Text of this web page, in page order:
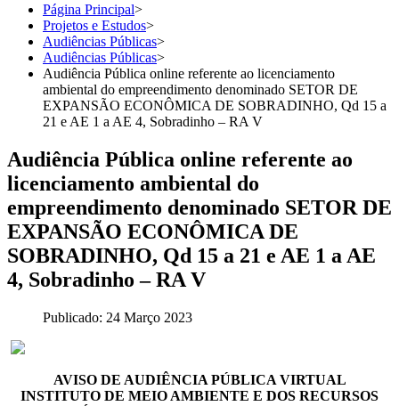
Página Principal>
Projetos e Estudos>
Audiências Públicas>
Audiências Públicas>
Audiência Pública online referente ao licenciamento
ambiental do empreendimento denominado SETOR DE
EXPANSÃO ECONÔMICA DE SOBRADINHO, Qd 15 a
21 e AE 1 a AE 4, Sobradinho – RA V
Audiência Pública online referente ao
licenciamento ambiental do
empreendimento denominado SETOR DE
EXPANSÃO ECONÔMICA DE
SOBRADINHO, Qd 15 a 21 e AE 1 a AE
4, Sobradinho – RA V
Publicado: 24 Março 2023
AVISO DE AUDIÊNCIA PÚBLICA VIRTUAL
INSTITUTO DE MEIO AMBIENTE E DOS RECURSOS